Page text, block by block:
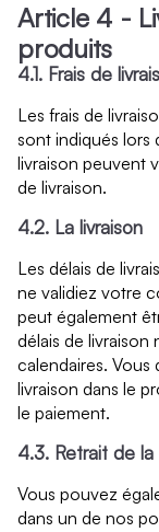
Article 4 -
produits
4.1. Frais de
Les frais de
sont indiqués lors
livraison peuvent
de livraison.
4.2. La livraison
Les délais de
ne validiez votre
peut également
délais de livraison
calendaires.
livraison dans le
le paiement.
4.3. Retrait de
Vous pouvez
dans un de nos